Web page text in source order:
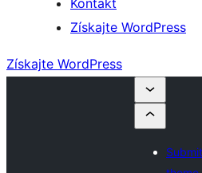
Kontakt
Získajte WordPress
Získajte WordPress